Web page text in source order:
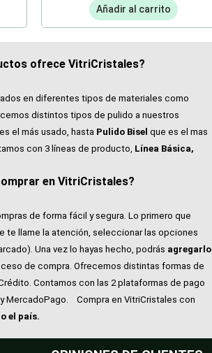
Añadir al carrito
ofrece VitriCristales?
en diferentes tipos de materiales como
distintos tipos de pulido a nuestros
el más usado, hasta Pulido Bisel que es el mas
con 3 líneas de producto, Línea Básica,
en VitriCristales?
de forma fácil y segura. Lo primero que
te llame la atención, seleccionar las opciones
Una vez lo hayas hecho, podrás agregarlo
de compra. Ofrecemos distintas formas de
Contamos con las 2 plataformas de pago
MercadoPago.
Compra en VitriCristales con
el país.